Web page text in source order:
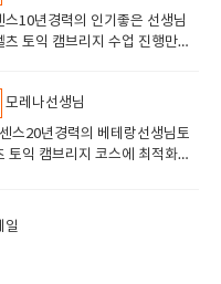
스10년경력의 인기좋은 선생님
츠 토익 캠브리지 수업 진행만족
모레나선생님
스20년경력의 베테랑선생님토
토익 캠브리지 코스에 최적화된
일